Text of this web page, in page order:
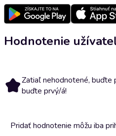
Hodnotenie
Zatiaľ nehodnotené, buďte
buďte prvý/á!
Pridať hodnotenie môžu iba